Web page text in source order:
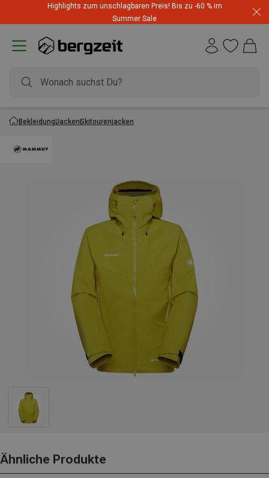
Highlights zum unschlagbaren Preis! Bis zu -60 % im
Summer Sale
BekleidungJackenSkitourenjacken
Ähnliche Produkte